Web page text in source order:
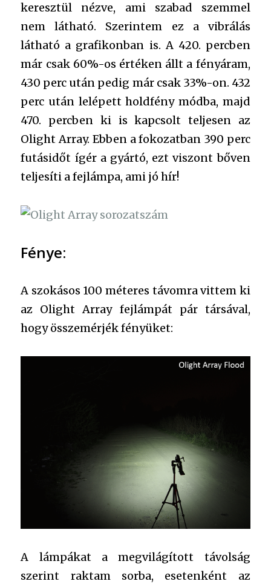
keresztül nézve, ami szabad szemmel
nem látható. Szerintem ez a vibrálás
látható a grafikonban is. A 420. percben
már csak 60%-os értéken állt a fényáram,
430 perc után pedig már csak 33%-on. 432
perc után lelépett holdfény módba, majd
470. percben ki is kapcsolt teljesen az
Olight Array. Ebben a fokozatban 390 perc
futásidőt ígér a gyártó, ezt viszont bőven
teljesíti a fejlámpa, ami jó hír!
Fénye:
A szokásos 100 méteres távomra vittem ki
az Olight Array fejlámpát pár társával,
hogy összemérjék fényüket:
A lámpákat a megvilágított távolság
szerint raktam sorba, esetenként az